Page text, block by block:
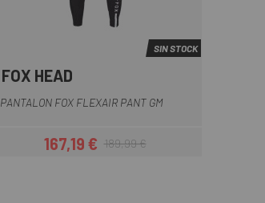
SIN STOCK
FOX HEAD
PANTALON FOX FLEXAIR PANT GM
Precio
167,19 €Precio regular
189,99 €